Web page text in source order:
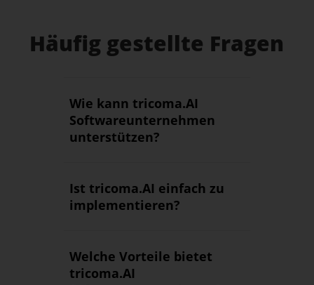
Häufig gestellte Fragen
Wie kann tricoma.AI
Softwareunternehmen
unterstützen?
Ist tricoma.AI einfach zu
implementieren?
Welche Vorteile bietet
tricoma.AI